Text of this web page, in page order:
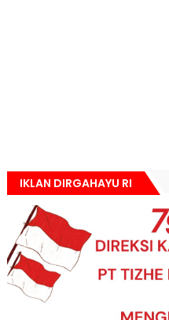
IKLAN DIRGAHAYU RI